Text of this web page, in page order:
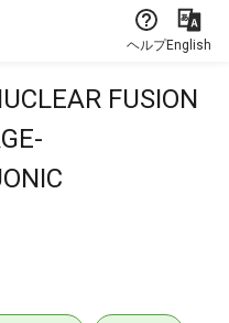
ヘルプEnglish
FUSION